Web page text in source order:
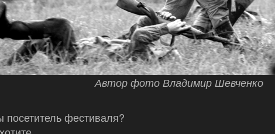
Автор фото Владимир Шевченко
посетитель фестиваля?